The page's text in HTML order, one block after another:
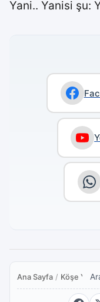
Yani.. Yanisi şu:
Ana Sayfa / Köşe